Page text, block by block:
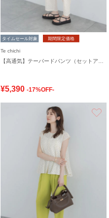
タイムセール対象 期間限定価格
Te chichi
¥5,390 -17%OFF-